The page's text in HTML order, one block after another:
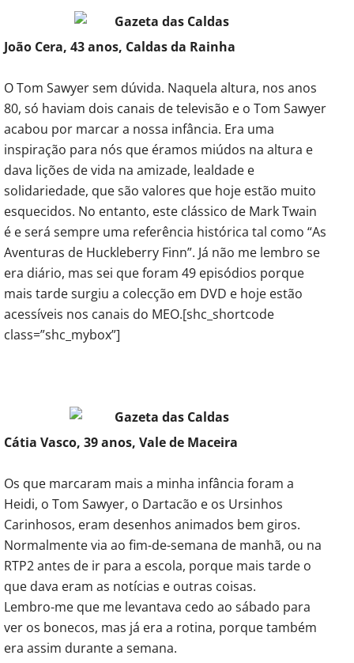
João Cera, 43 anos, Caldas da Rainha
O Tom Sawyer sem dúvida. Naquela altura, nos anos
80, só haviam dois canais de televisão e o Tom Sawyer
acabou por marcar a nossa infância. Era uma
inspiração para nós que éramos miúdos na altura e
dava lições de vida na amizade, lealdade e
solidariedade, que são valores que hoje estão muito
esquecidos. No entanto, este clássico de Mark Twain
é e será sempre uma referência histórica tal como “As
Aventuras de Huckleberry Finn”. Já não me lembro se
era diário, mas sei que foram 49 episódios porque
mais tarde surgiu a colecção em DVD e hoje estão
acessíveis nos canais do MEO.[shc_shortcode
class=”shc_mybox”]
Cátia Vasco, 39 anos, Vale de Maceira
Os que marcaram mais a minha infância foram a
Heidi, o Tom Sawyer, o Dartacão e os Ursinhos
Carinhosos, eram desenhos animados bem giros.
Normalmente via ao fim-de-semana de manhã, ou na
RTP2 antes de ir para a escola, porque mais tarde o
que dava eram as notícias e outras coisas.
Lembro-me que me levantava cedo ao sábado para
ver os bonecos, mas já era a rotina, porque também
era assim durante a semana.